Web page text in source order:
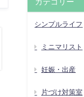
カテゴリー
シンプルライフ
ミニマリスト
妊娠・出産
片づけ対策室